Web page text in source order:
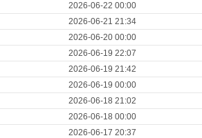
2026-06-22 00:00
2026-06-21 21:34
2026-06-20 00:00
2026-06-19 22:07
2026-06-19 21:42
2026-06-19 00:00
2026-06-18 21:02
2026-06-18 00:00
2026-06-17 20:37